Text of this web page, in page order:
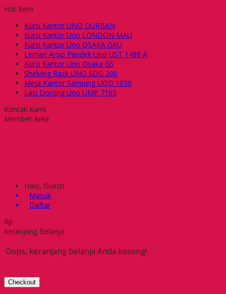
Hot Item
Kursi Kantor UNO DURBAN
Kursi Kantor Uno LONDON MAU
Kursi Kantor Uno OSAKA GAU
Lemari Arsip Pendek Uno UST 1488 A
Kursi Kantor Uno Osaka GS
Shelving Rack UNO SDG 200
Meja Kantor Samping UOD 1030
Laci Dorong Uno UMP 7165
Kontak Kami
Member Area
Halo, Guest!
Masuk
Daftar
Rp
Keranjang Belanja
Oops, keranjang belanja Anda kosong!
Checkout